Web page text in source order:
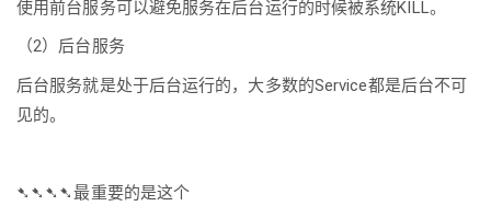
使用前台服务可以避免服务在后台运行的时候被系统KILL。
（2）后台服务
后台服务就是处于后台运行的，大多数的Service都是后台不可
见的。
➷➷➷➷最重要的是这个